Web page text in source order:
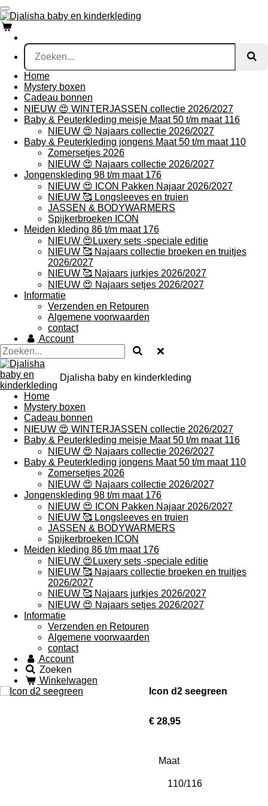
Ga
direct
naar
de
hoofdinhoud
Home
Mystery boxen
Cadeau bonnen
NIEUW 😍 WINTERJASSEN collectie 2026/2027
Baby & Peuterkleding meisje Maat 50 t/m maat 116
NIEUW 😍 Najaars collectie 2026/2027
Baby & Peuterkleding jongens Maat 50 t/m maat 110
Zomersetjes 2026
NIEUW 😍 Najaars collectie 2026/2027
Jongenskleding 98 t/m maat 176
NIEUW 😍 ICON Pakken Najaar 2026/2027
NIEUW 🥰 Longsleeves en truien
JASSEN & BODYWARMERS
Spijkerbroeken ICON
Meiden kleding 86 t/m maat 176
NIEUW 😍Luxery sets -speciale editie
NIEUW 🥰 Najaars collectie broeken en truitjes
2026/2027
NIEUW 🥰 Najaars jurkjes 2026/2027
NIEUW 😍 Najaars setjes 2026/2027
Informatie
Verzenden en Retouren
Algemene voorwaarden
contact
Account
Djalisha baby en kinderkleding
Home
Mystery boxen
Cadeau bonnen
NIEUW 😍 WINTERJASSEN collectie 2026/2027
Baby & Peuterkleding meisje Maat 50 t/m maat 116
NIEUW 😍 Najaars collectie 2026/2027
Baby & Peuterkleding jongens Maat 50 t/m maat 110
Zomersetjes 2026
NIEUW 😍 Najaars collectie 2026/2027
Jongenskleding 98 t/m maat 176
NIEUW 😍 ICON Pakken Najaar 2026/2027
NIEUW 🥰 Longsleeves en truien
JASSEN & BODYWARMERS
Spijkerbroeken ICON
Meiden kleding 86 t/m maat 176
NIEUW 😍Luxery sets -speciale editie
NIEUW 🥰 Najaars collectie broeken en truitjes
2026/2027
NIEUW 🥰 Najaars jurkjes 2026/2027
NIEUW 😍 Najaars setjes 2026/2027
Informatie
Verzenden en Retouren
Algemene voorwaarden
contact
Account
Zoeken
Winkelwagen
Icon d2 seegreen
€ 28,95
Maat